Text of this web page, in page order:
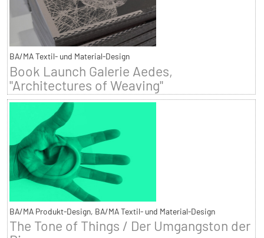
BA/MA Textil- und Material-Design
Book Launch Galerie Aedes,
"Architectures of Weaving"
BA/MA Produkt-Design, BA/MA Textil- und Material-Design
The Tone of Things / Der Umgangston der